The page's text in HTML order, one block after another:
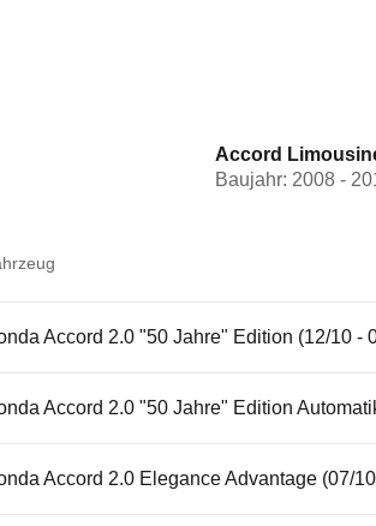
Accord
Baujahr: 2008 -
Accord 2.0 "50 Jahre" Edition (12/10 -
Accord 2.0 "50 Jahre" Edition
Accord 2.0 Elegance Advantage (07/